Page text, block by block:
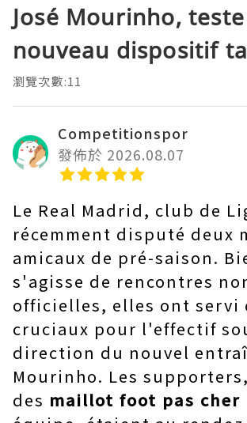
José Mourinho,
nouveau dispositif
瀏覽次數:11
Competitionspor
發佈於 2026.08.07
Le Real Madrid, club de
récemment disputé deux
amicaux de pré-saison.
s'agisse de rencontres
officielles, elles ont servi
cruciaux pour l'effectif
direction du nouvel
Mourinho. Les
des maillot foot pas cher